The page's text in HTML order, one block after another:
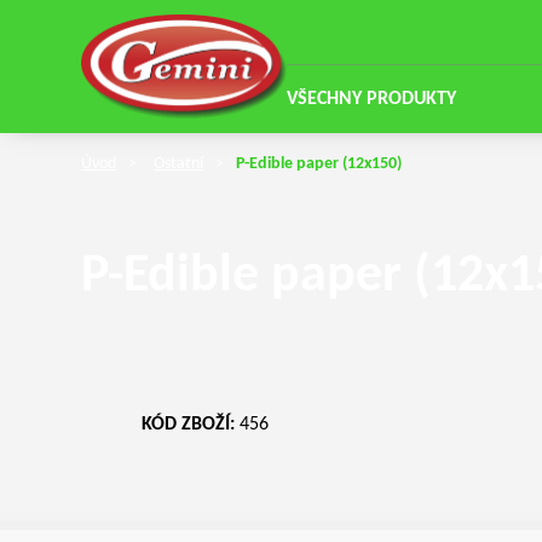
VŠECHNY PRODUKTY
P-Edible paper (12x150)
KÓD ZBOŽÍ: 456